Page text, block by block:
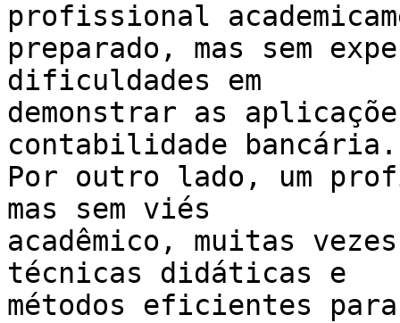
profissional
preparado, mas sem
dificuldades em
demonstrar as
contabilidade bancária.
Por outro lado, um
mas sem viés
acadêmico, muitas
técnicas didáticas e
métodos eficientes